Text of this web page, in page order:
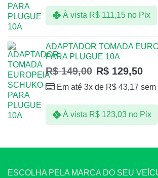
À vista R$111,15 no Pix
ADAPTADOR TOMADA
PARA PLUGUE 10A
R$149,00 R$ 129,50
Em até 3x de R$ 43,17 sem
À vista R$123,03 no Pix
ESCOLHA PELA MARCA DO SEU